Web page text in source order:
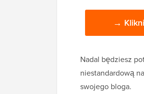
→
Nadal będziesz
niestandardową
swojego bloga.